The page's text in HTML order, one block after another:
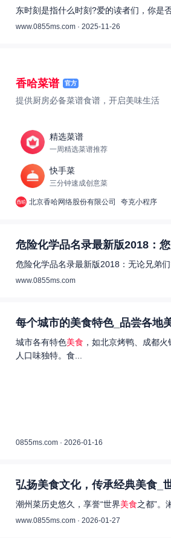
东时刻是指什么时刻?爱的读者们，你是
www.0855ms.com · 2025-11-26
香哈菜谱 官方
提供厨房必备菜谱食谱，开启美味生活
精选菜谱
一周精选菜谱推荐
快手菜
三分钟速成创意菜
北京香哈网络股份有限公司 夸克小程序
危险化学品名录最新版2018：
危险化学品名录最新版2018：无论兄弟
www.0855ms.com
每个城市的美食特色_品尝各地
城市各有特色美食 ，如北京烤鸭、成都
人口味独特。食...
0855ms.com · 2026-01-16
弘扬美食文化，传承经典美食_
潮州菜历史悠久，享誉“世界美食之都”。
www.0855ms.com · 2026-01-27